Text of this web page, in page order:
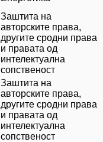
Заштита на
авторските права,
другите сродни права
и правата од
интелектуална
сопственост
Заштита на
авторските права,
другите сродни права
и правата од
интелектуална
сопственост